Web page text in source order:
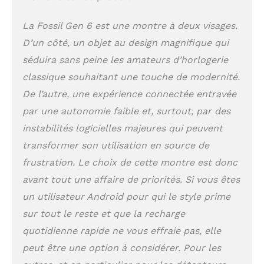
magnétique
s’enclenche sur les
anneaux au dos du
boîtier de la montre
et tourne à 360
l’utilisation et 80 %
en une demi-heure
environ Écran
toujours allumé
désormais plus
lumineux et plus
coloré, des milliers
de cadrans pour
personnaliser votre
look et toujours voir
centaines
d’applications :
assistant, bien-être,
La Fossil Gen 6 est une montre à deux visages.
D’un côté, un objet au design magnifique qui
séduira sans peine les amateurs d’horlogerie
classique souhaitant une touche de modernité.
De l’autre, une expérience connectée entravée
par une autonomie faible et, surtout, par des
instabilités logicielles majeures qui peuvent
transformer son utilisation en source de
frustration. Le choix de cette montre est donc
avant tout une affaire de priorités. Si vous êtes
un utilisateur Android pour qui le style prime
sur tout le reste et que la recharge
quotidienne rapide ne vous effraie pas, elle
peut être une option à considérer. Pour les